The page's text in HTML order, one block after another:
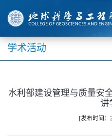
学术活动
水利部建设管理与质量安
讲
[发布时间：